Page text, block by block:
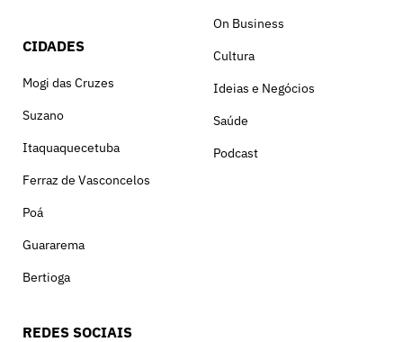
CIDADES
Mogi das Cruzes
Suzano
Itaquaquecetuba
Ferraz de Vasconcelos
Poá
Guararema
Bertioga
On Business
Cultura
Ideias e Negócios
Saúde
Podcast
REDES SOCIAIS